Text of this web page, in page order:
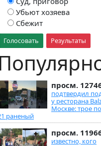
Убьют хозяева
Сбежит
Голосовать Результаты
просм.
подтвердил
у ресторана
Москве: трое
раненый
просм.
известно, кого